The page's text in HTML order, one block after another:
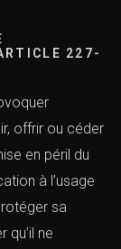
RTICLE 227-
offrir ou céder
en péril du
à l’usage
sa
qu’il ne